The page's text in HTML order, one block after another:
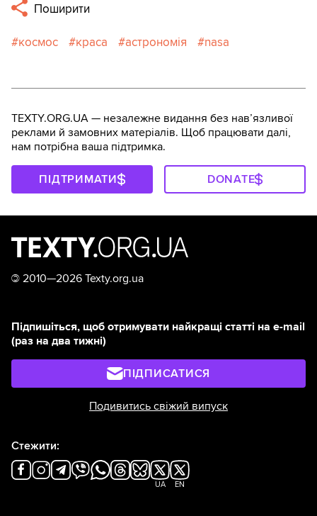
Поширити
космос краса астрономія nasa
TEXTY.ORG.UA — незалежне видання без навʼязливої
реклами й замовних матеріалів. Щоб працювати далі,
нам потрібна ваша підтримка.
ПІДТРИМАТИ DONATE
© 2010—2026 Texty.org.ua
Підпишіться, щоб отримувати найкращі статті на e-mail
(раз на два тижні)
ПІДПИСАТИСЯ
Подивитись свіжий випуск
Стежити:
UA EN